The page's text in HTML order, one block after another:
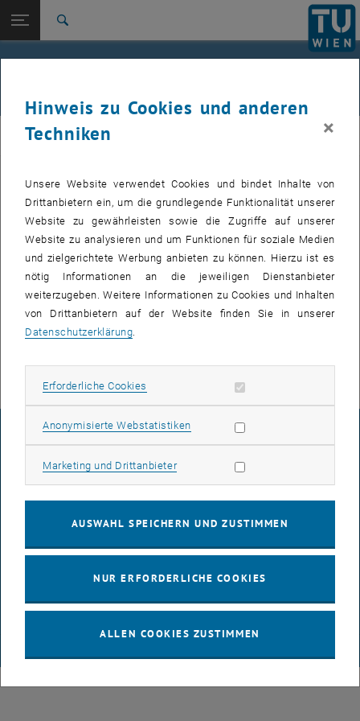
TU Login
Studium
International
Zur 1. Menü Ebene
E130-Fakultät für Physik
Zurück: Subseiten von Incoming auflisten
Zurück zur letzten Ebene:
Incoming
PHY
People and contacts:
Erasmus coordinator: Dipl.-Chem. Anna
Pimenov,anna.pimenov@tuwien.ac.at
Dean of Academic Affairs: PD Dr.
Herbert Balasin,herbert.balasin @tuwien.ac.at
Vice Dean of Academic Affairs: Associate Prof. Andrej
Pustogow, andrej.pustogow@tuwien.ac.at
IMPRESSUM
DATENSCHUTZERKLÄRUNG (PDF)
COOKIEEINSTELLUNGEN
Hinweis zu Cookies und anderen
Techniken
×
Unsere Website verwendet Cookies und bindet Inhalte von
Drittanbietern ein, um die grundlegende Funktionalität unserer
Website zu gewährleisten sowie die Zugriffe auf unserer
Website zu analysieren und um Funktionen für soziale Medien
und zielgerichtete Werbung anbieten zu können. Hierzu ist es
nötig Informationen an die jeweiligen Dienstanbieter
weiterzugeben. Weitere Informationen zu Cookies und Inhalten
von Drittanbietern auf der Website finden Sie in unserer
Datenschutzerklärung.
Erforderliche Cookies Erforderliche Cookies zulassen
Anonymisierte WebstatistikenStatistik Cookies zulassen
Marketing und DrittanbieterMarketing Cookies zulassen
AUSWAHL SPEICHERN UND ZUSTIMMEN
NUR ERFORDERLICHE COOKIES
ALLEN COOKIES ZUSTIMMEN